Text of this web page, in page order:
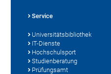
Service
Universitätsbibliothek
IT-Dienste
Hochschulsport
Studienberatung
Prüfungsamt